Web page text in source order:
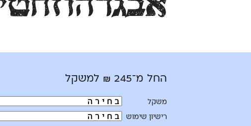
החל מ־245
₪ למשקל
משקל
רישיון שימוש